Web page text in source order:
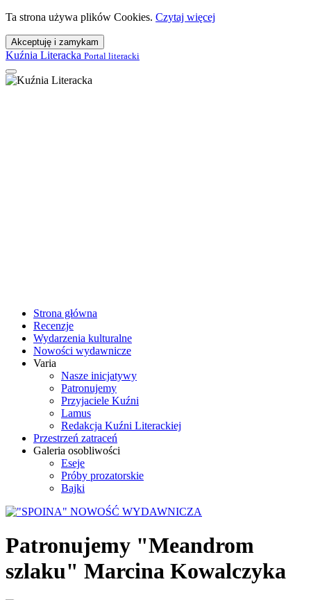
Ta strona używa plików Cookies. Czytaj więcej
Akceptuję i zamykam
Kuźnia Literacka Portal literacki
Strona główna
Recenzje
Wydarzenia kulturalne
Nowości wydawnicze
Varia
Nasze inicjatywy
Patronujemy
Przyjaciele Kuźni
Lamus
Redakcja Kuźni Literackiej
Przestrzeń zatraceń
Galeria osobliwości
Eseje
Próby prozatorskie
Bajki
Patronujemy "Meandrom
szlaku" Marcina Kowalczyka